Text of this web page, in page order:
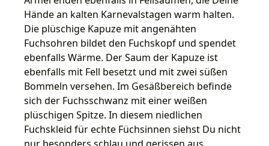
Hände an kalten Karnevalstagen warm halten.
Die plüschige Kapuze mit angenähten
Fuchsohren bildet den Fuchskopf und spendet
ebenfalls Wärme. Der Saum der Kapuze ist
ebenfalls mit Fell besetzt und mit zwei süßen
Bommeln versehen. Im Gesäßbereich befinde
sich der Fuchsschwanz mit einer weißen
plüschigen Spitze. In diesem niedlichen
Fuchskleid für echte Füchsinnen siehst Du nicht